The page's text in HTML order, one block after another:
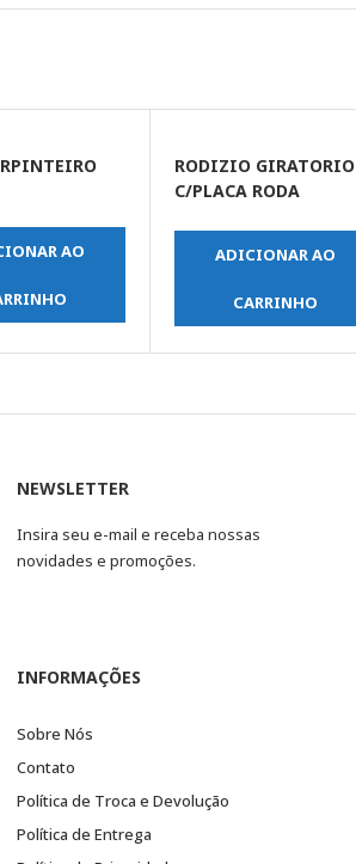
AO
RODIZIO GIRATORIO
C/PLACA RODA
ADICIONAR AO
CARRINHO
NEWSLETTER
Insira seu e-mail e receba nossas
novidades e promoções.
INFORMAÇÕES
Sobre Nós
Contato
Política de Troca e Devolução
Política de Entrega